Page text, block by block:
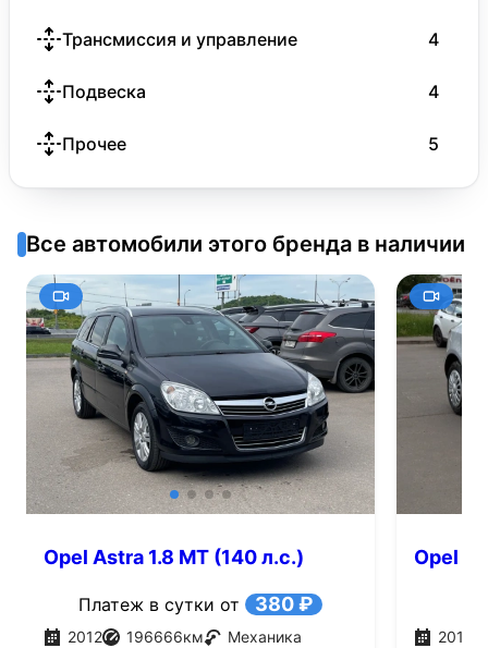
Трансмиссия и управление 4
Подвеска 4
Прочее 5
Все автомобили этого бренда в наличии
Opel Astra 1.8 MT (140 л.с.)
Платеж в сутки от 380 ₽
2012 196666км Механика
Opel
2012